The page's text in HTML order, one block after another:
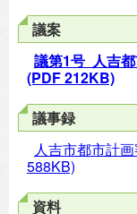
議案
議第1号 人吉
(PDF 212KB)
議事録
人吉市都市計
588KB)
資料